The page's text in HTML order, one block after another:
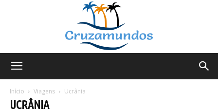
Início Viagens Ucrânia
UCRÂNIA